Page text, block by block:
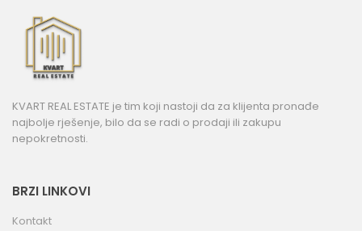
KVART REAL ESTATE je tim koji nastoji da za klijenta pronađe
najbolje rješenje, bilo da se radi o prodaji ili zakupu
nepokretnosti.
BRZI LINKOVI
Kontakt